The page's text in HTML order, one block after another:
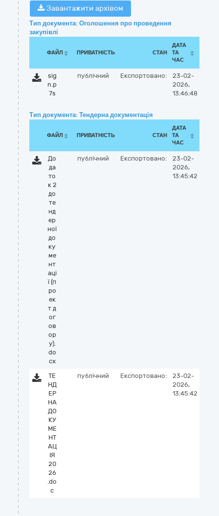
Завантажити архівом
Тип документа: Оголошення про проведення
закупівлі
ФАЙЛ ПРИВАТНІСТЬ СТАН
ДАТА
ТА
ЧАС
sig
n.p
7s
публічний Експортовано:
23-02-
2026,
13:46:48
Тип документа: Тендерна документація
ФАЙЛ ПРИВАТНІСТЬ СТАН
ДАТА
ТА
ЧАС
До
да
то
к 2
до
те
нд
ер
ної
до
ку
ме
нт
аці
ї (п
ро
ек
т д
ог
ов
ор
у).
do
cx
публічний Експортовано:
23-02-
2026,
13:45:42
ТЕ
НД
ЕР
НА
ДО
КУ
МЕ
НТ
АЦ
ІЯ
20
26
.do
c
публічний Експортовано:
23-02-
2026,
13:45:42